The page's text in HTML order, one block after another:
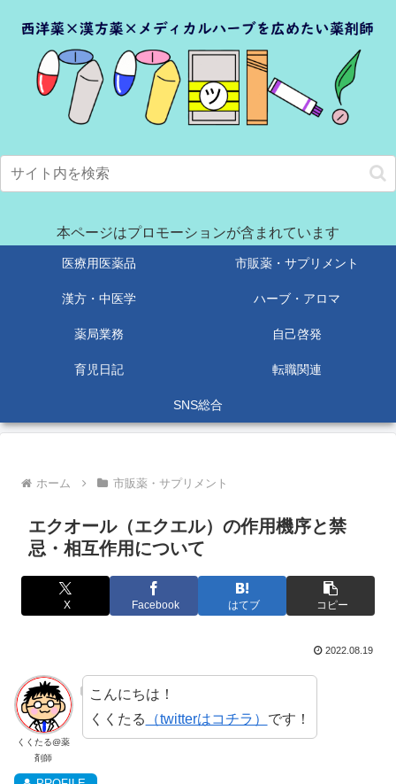
本ページはプロモーションが含まれています
医療用医薬品 市販薬・サプリメント
漢方・中医学 ハーブ・アロマ
薬局業務 自己啓発
育児日記 転職関連
SNS総合
ホーム 市販薬・サプリメント
エクオール（エクエル）の作用機序と禁
忌・相互作用について
X Facebook はてブ コピー
2022.08.19
くくたる@薬
剤師
こんにちは！
くくたる （twitterはコチラ） です！